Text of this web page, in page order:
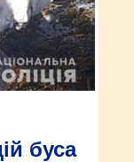
буса